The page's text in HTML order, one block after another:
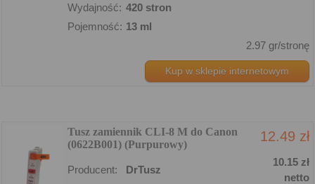
Wydajność: 420 stron
Pojemność: 13 ml
2.97 gr/stronę
Kup w sklepie internetowym
Tusz zamiennik CLI-8 M do Canon
(0622B001) (Purpurowy)
12.49 zł
Producent: DrTusz
10.15 zł
netto